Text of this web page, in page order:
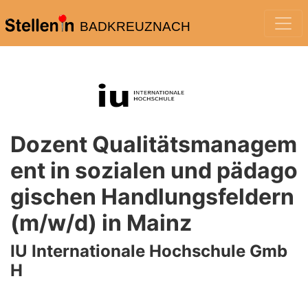
BADKREUZNACH
Dozent Qualitätsmanagem
ent in sozialen und pädago
gischen Handlungsfeldern
(m/w/d) in Mainz
IU Internationale Hochschule Gmb
H